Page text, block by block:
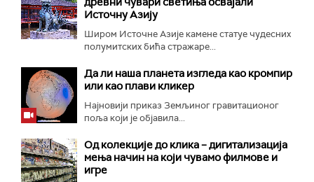
Источну Азију
Широм Источне Азије камене статуе чудесних
полумитских бића стражаре...
Да ли наша планета изгледа као кромпир
или као плави кликер
Најновији приказ Земљиног гравитационог
поља који је објавила...
Од колекције до клика – дигитализација
мења начин на који чувамо филмове и
игре